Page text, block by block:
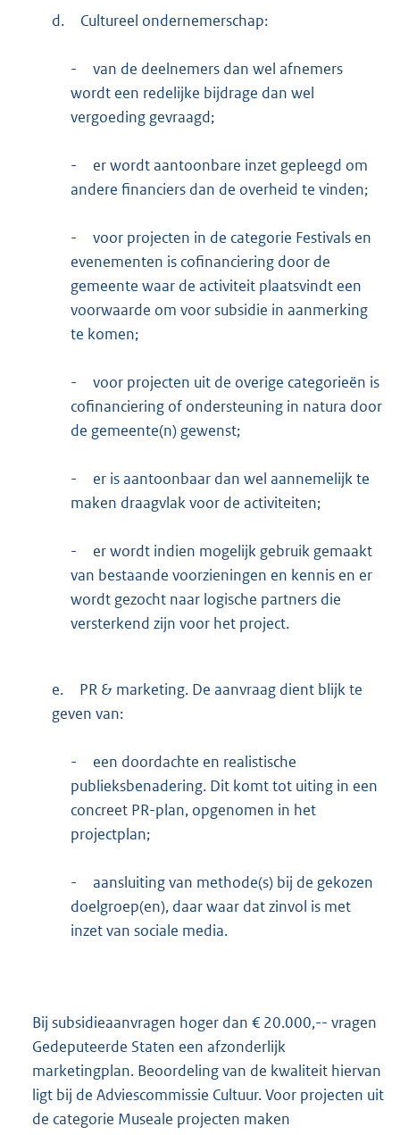
d. Cultureel ondernemerschap:
-
van de deelnemers dan wel afnemers
wordt een redelijke bijdrage dan wel
vergoeding gevraagd;
-
er wordt aantoonbare inzet gepleegd om
andere financiers dan de overheid te vinden;
-
voor projecten in de categorie Festivals en
evenementen is cofinanciering door de
gemeente waar de activiteit plaatsvindt een
voorwaarde om voor subsidie in aanmerking
te komen;
-
voor projecten uit de overige categorieën is
cofinanciering of ondersteuning in natura door
de gemeente(n) gewenst;
-
er is aantoonbaar dan wel aannemelijk te
maken draagvlak voor de activiteiten;
-
er wordt indien mogelijk gebruik gemaakt
van bestaande voorzieningen en kennis en er
wordt gezocht naar logische partners die
versterkend zijn voor het project.
e.
PR & marketing. De aanvraag dient blijk te
geven van:
-
een doordachte en realistische
publieksbenadering. Dit komt tot uiting in een
concreet PR-plan, opgenomen in het
projectplan;
-
aansluiting van methode(s) bij de gekozen
doelgroep(en), daar waar dat zinvol is met
inzet van sociale media.
Bij subsidieaanvragen hoger dan € 20.000,-- vragen
Gedeputeerde Staten een afzonderlijk
marketingplan. Beoordeling van de kwaliteit hiervan
ligt bij de Adviescommissie Cultuur. Voor projecten uit
de categorie Museale projecten maken